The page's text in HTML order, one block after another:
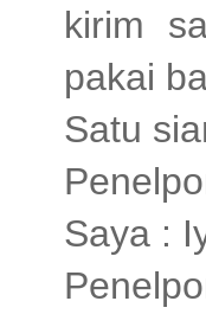
kirim
pakai
Satu
Saya :